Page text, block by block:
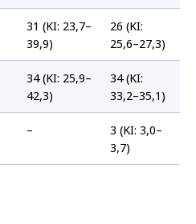
31 (KI: 23,7–
39,9)
26 (KI:
25,6–27,3)
34 (KI: 25,9–
42,3)
34 (KI:
33,2–35,1)
–
3 (KI: 3,0–
3,7)